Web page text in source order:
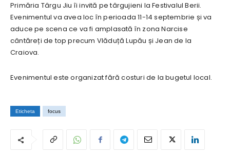
Primăria Târgu Jiu îi invită pe târgujieni la Festivalul Berii.
Evenimentul va avea loc în perioada 11-14 septembrie și va
aduce pe scena ce va fi amplasată în zona Narcise
cântăreți de top precum Vlăduță Lupău și Jean de la
Craiova.
Evenimentul este organizat fără costuri de la bugetul local.
Eticheta focus